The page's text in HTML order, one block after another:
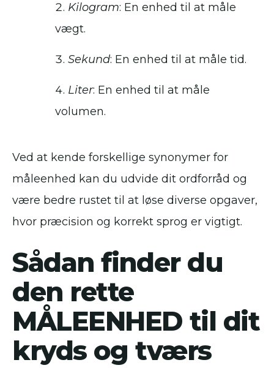
Kilogram: En enhed til at måle
vægt.
Sekund: En enhed til at måle tid.
Liter: En enhed til at måle
volumen.
Ved at kende forskellige synonymer for
måleenhed kan du udvide dit ordforråd og
være bedre rustet til at løse diverse opgaver,
hvor præcision og korrekt sprog er vigtigt.
Sådan finder du
den rette
MÅLEENHED til dit
kryds og tværs